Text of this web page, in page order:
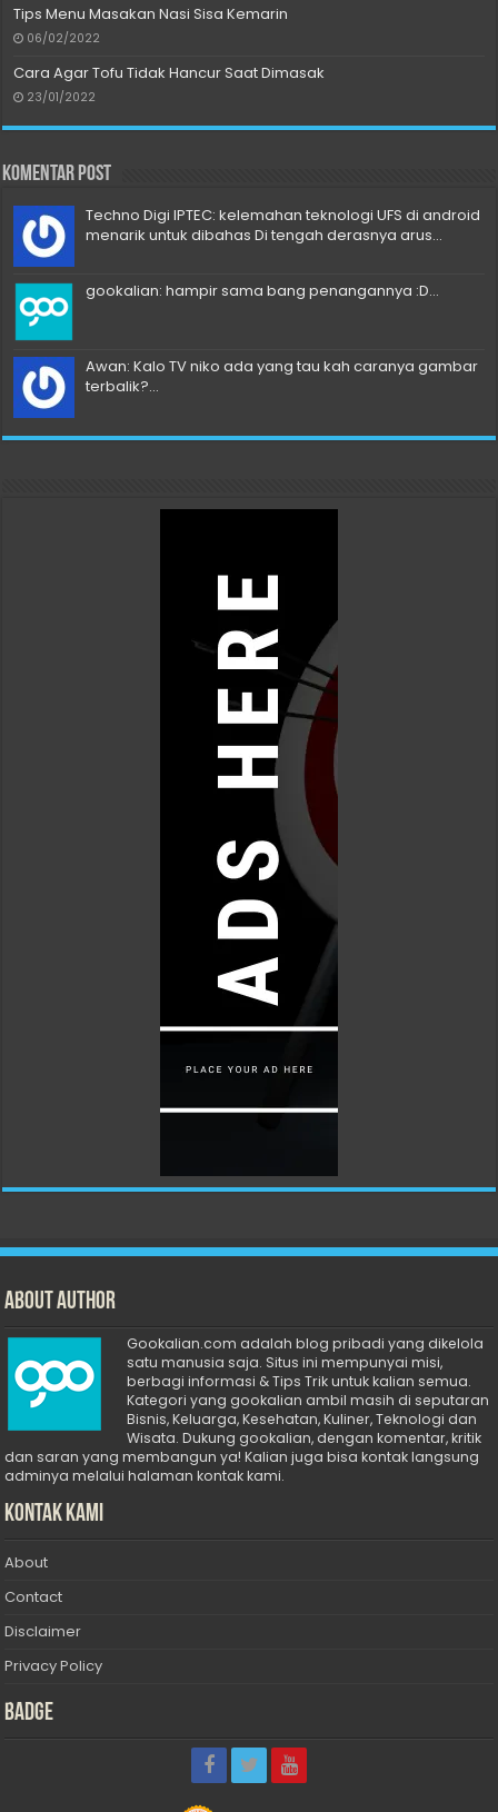
Tips Menu Masakan Nasi Sisa Kemarin
06/02/2022
Cara Agar Tofu Tidak Hancur Saat Dimasak
23/01/2022
Komentar Post
Techno Digi IPTEC: kelemahan teknologi UFS di android
menarik untuk dibahas Di tengah derasnya arus...
gookalian: hampir sama bang penangannya :D...
Awan: Kalo TV niko ada yang tau kah caranya gambar
terbalik?...
About Author
Gookalian.com adalah blog pribadi yang dikelola
satu manusia saja. Situs ini mempunyai misi,
berbagi informasi & Tips Trik untuk kalian semua.
Kategori yang gookalian ambil masih di seputaran
Bisnis, Keluarga, Kesehatan, Kuliner, Teknologi dan
Wisata. Dukung gookalian, dengan komentar, kritik
dan saran yang membangun ya! Kalian juga bisa kontak langsung
adminya melalui halaman kontak kami.
Kontak Kami
About
Contact
Disclaimer
Privacy Policy
Badge